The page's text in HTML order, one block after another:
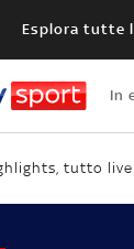
Esplora tutte
In
tutto